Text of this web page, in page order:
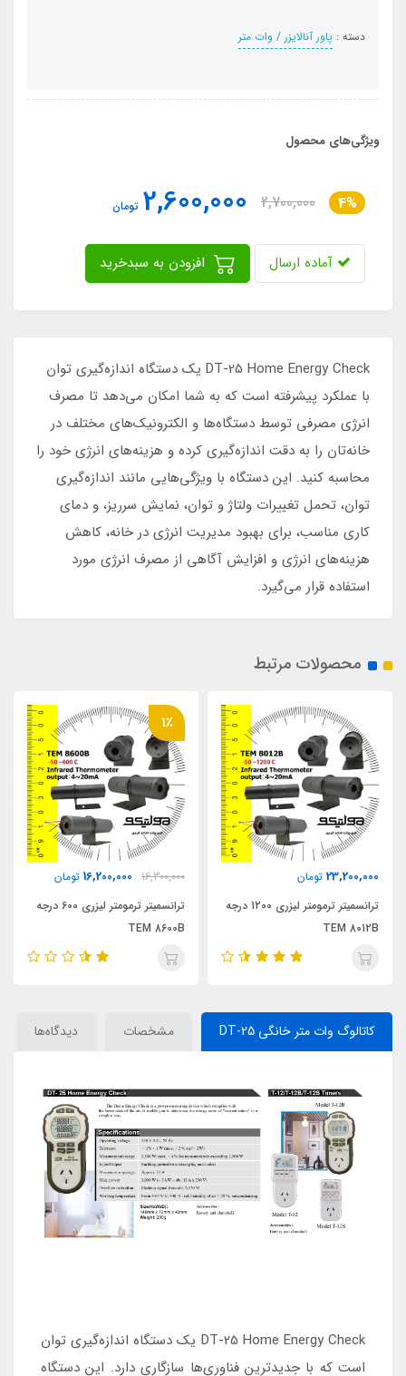
دسته : پاور آنالایزر / وات متر
ویژگی‌های محصول
4%
2,700,000
2,600,000 تومان
آماده ارسال
DT-25 Home Energy Check یک دستگاه اندازه‌گیری توان
با عملکرد پیشرفته است که به شما امکان می‌دهد تا مصرف
انرژی مصرفی توسط دستگاه‌ها و الکترونیک‌های مختلف در
خانه‌تان را به دقت اندازه‌گیری کرده و هزینه‌های انرژی خود را
محاسبه کنید. این دستگاه با ویژگی‌هایی مانند اندازه‌گیری
توان، تحمل تغییرات ولتاژ و توان، نمایش سرریز، و دمای
کاری مناسب، برای بهبود مدیریت انرژی در خانه، کاهش
هزینه‌های انرژی و افزایش آگاهی از مصرف انرژی مورد
استفاده قرار می‌گیرد.
محصولات مرتبط
23,200,000 تومان
ترانسمیتر ترمومتر لیزری 1200 درجه
TEM 8012B
1٪
16,300,000
16,200,000 تومان
ترانسمیتر ترمومتر لیزری 600 درجه
TEM 8600B
کاتالوگ وات متر خانگی DT-25 مشخصات دیدگاه‌ها
DT-25 Home Energy Check یک دستگاه اندازه‌گیری توان
است که با جدیدترین فناوری‌ها سازگاری دارد. این دستگاه